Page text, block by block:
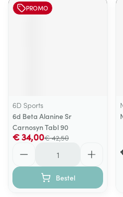
PROMO
6D Sports
6d Beta Alanine Sr
Carnosyn Tabl 90
€ 42,50
€ 34,00
Bestel